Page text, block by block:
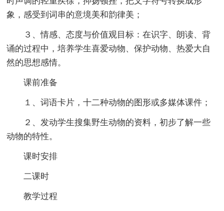
象，感受到词串的意境美和韵律美；
３、情感、态度与价值观目标：在识字、朗读、背
诵的过程中，培养学生喜爱动物、保护动物、热爱大自
然的思想感情。
课前准备
１、词语卡片，十二种动物的图形或多媒体课件；
２、发动学生搜集野生动物的资料，初步了解一些
动物的特性。
课时安排
二课时
教学过程